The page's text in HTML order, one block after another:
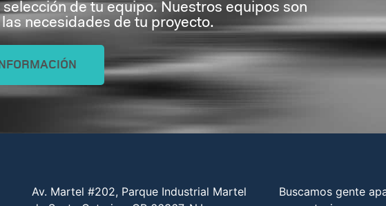
de tu equipo. Nuestros equipos son
necesidades de tu proyecto.
Av. Martel #202, Parque Industrial Martel
Buscamos gente